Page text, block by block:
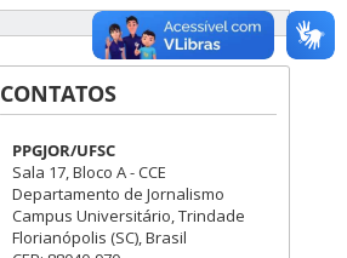
CONTATOS
PPGJOR/UFSC
Sala 17, Bloco A - CCE
Departamento de Jornalismo
Campus Universitário, Trindade
Florianópolis (SC), Brasil